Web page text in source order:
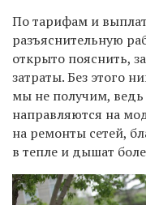
По тарифам и
разъяснительную
открыто пояснить,
затраты. Без этого
мы не получим, ведь
направляются на
на ремонты сетей,
в тепле и дышат